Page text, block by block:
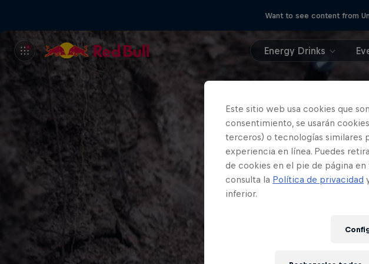
Want to see content from
Energy Drinks
Este sitio web usa cookies que
consentimiento, se usarán
terceros) o tecnologías similares
experiencia en línea. Puedes
de cookies en el pie de página
consulta la Política de privacidad
inferior.